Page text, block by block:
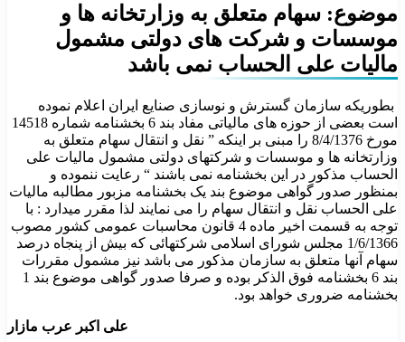
موضوع: سهام متعلق به وزارتخانه ها و
موسسات و شرکت های دولتی مشمول
مالیات علی الحساب نمی باشد
بطوریکه سازمان گسترش و نوسازی صنایع ایران اعلام نموده
است بعضی از حوزه های مالیاتی مفاد بند 6 بخشنامه شماره 14518
مورخ 8/4/1376 را مبنی بر اینکه ” نقل و انتقال سهام متعلق به
وزارتخانه ها و موسسات و شرکتهای دولتی مشمول مالیات علی
الحساب مذکور در این بخشنامه نمی باشند “ رعایت ننموده و
بمنظور صدور گواهی موضوع بند یک بخشنامه مزبور مطالبه مالیات
علی الحساب نقل و انتقال سهام را می نمایند لذا مقرر میدارد : با
توجه به قسمت اخیر ماده 4 قانون محاسبات عمومی کشور مصوب
1/6/1366 مجلس شورای اسلامی شرکتهائی که بیش از پنجاه درصد
سهام آنها متعلق به سازمان مذکور می باشد نیز مشمول مقررات
بند 6 بخشنامه فوق الذکر بوده و صرفا صدور گواهی موضوع بند 1
بخشنامه ضروری خواهد بود.
علی اکبر عرب مازار